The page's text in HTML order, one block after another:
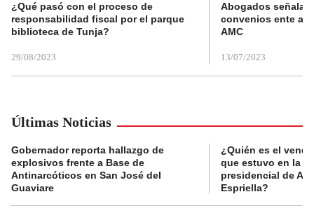
¿Qué pasó con el proceso de
responsabilidad fiscal por el parque
biblioteca de Tunja?
29/08/2023
Abogados
convenios ente
AMC
13/07/2023
Últimas Noticias
Gobernador reporta hallazgo de
explosivos frente a Base de
Antinarcóticos en San José del
Guaviare
¿Quién es el
que estuvo en la
presidencial de
Espriella?